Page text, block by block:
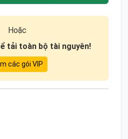
Hoặc
tải toàn bộ tài nguyên!
các gói VIP